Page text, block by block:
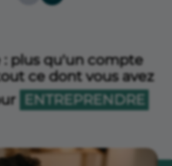
: plus qu'un compte
ce dont vous avez
ENTREPRENDRE